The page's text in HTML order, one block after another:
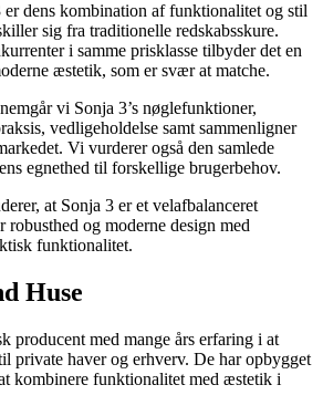
dens kombination af funktionalitet og stil
sig fra traditionelle redskabsskure.
i samme prisklasse tilbyder det en
æstetik, som er svær at matche.
vi Sonja 3’s nøglefunktioner,
vedligeholdelse samt sammenligner
Vi vurderer også den samlede
egnethed til forskellige brugerbehov.
at Sonja 3 er et velafbalanceret
robusthed og moderne design med
funktionalitet.
Huse
producent med mange års erfaring i at
private haver og erhverv. De har opbygget
kombinere funktionalitet med æstetik i